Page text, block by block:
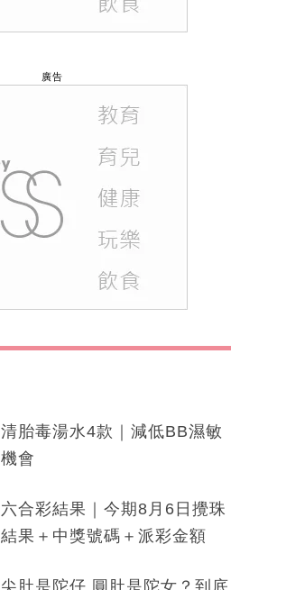
廣告
清胎毒湯水4款｜減低BB濕敏
機會
六合彩結果｜今期8月6日攪珠
結果＋中獎號碼＋派彩金額